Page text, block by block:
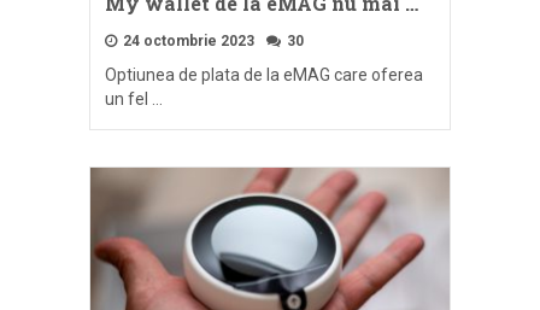
24 octombrie 2023 30
Optiunea de plata de la eMAG care oferea
un fel …